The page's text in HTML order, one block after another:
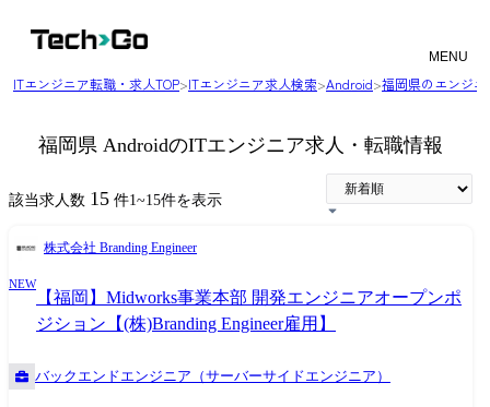
MENU
ITエンジニア転職・求人TOP>ITエンジニア求人検索>Android>福岡県のエンジ
福岡県 AndroidのITエンジニア求人・転職情報
該当求人数 15 件1~15件を表示
株式会社 Branding Engineer
NEW
【福岡】Midworks事業本部 開発エンジニアオープンポ
ジション【(株)Branding Engineer雇用】
バックエンドエンジニア（サーバーサイドエンジニア）